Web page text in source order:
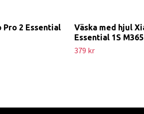
Pro 2 Essential
Väska med hjul
Essential 1S M365
379 kr